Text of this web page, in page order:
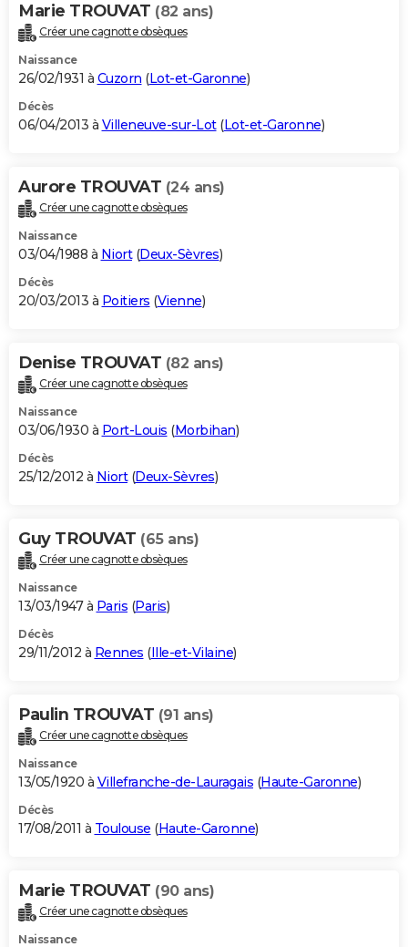
Marie TROUVAT (82 ans)
Créer une cagnotte obsèques
Naissance
26/02/1931 à Cuzorn (Lot-et-Garonne)
Décès
06/04/2013 à Villeneuve-sur-Lot(Lot-et-Garonne)
Aurore TROUVAT (24 ans)
Créer une cagnotte obsèques
Naissance
03/04/1988 à Niort(Deux-Sèvres)
Décès
20/03/2013 à Poitiers (Vienne)
Denise TROUVAT (82 ans)
Créer une cagnotte obsèques
Naissance
03/06/1930 à Port-Louis (Morbihan)
Décès
25/12/2012 à Niort(Deux-Sèvres)
Guy TROUVAT (65 ans)
Créer une cagnotte obsèques
Naissance
13/03/1947 à Paris (Paris)
Décès
29/11/2012 à Rennes (Ille-et-Vilaine)
Paulin TROUVAT (91 ans)
Créer une cagnotte obsèques
Naissance
13/05/1920 à Villefranche-de-Lauragais (Haute-Garonne)
Décès
17/08/2011 à Toulouse (Haute-Garonne)
Marie TROUVAT (90 ans)
Créer une cagnotte obsèques
Naissance